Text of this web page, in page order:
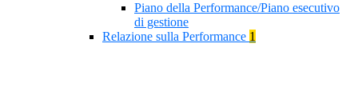
Piano della Performance/Piano esecutivo
di gestione
Relazione sulla Performance 1